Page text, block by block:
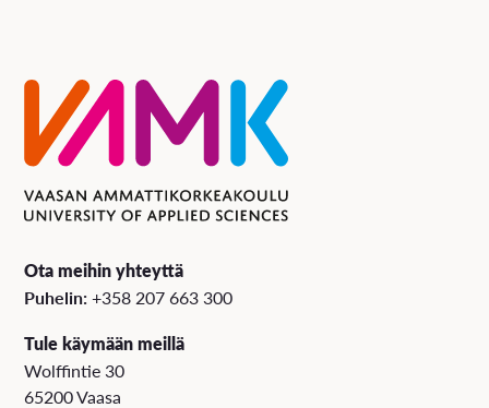
Ota meihin yhteyttä
Puhelin:+358 207 663 300
Tule käymään meillä
Wolffintie 30
65200 Vaasa